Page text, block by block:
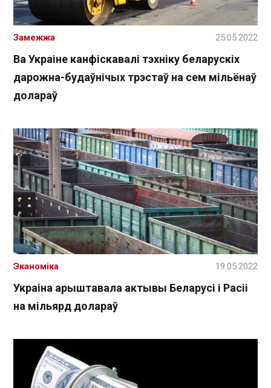
Ва Украіне канфіскавалі тэхніку беларускіх
дарожна-будаўнічых трэстаў на сем мільёнаў
долараў
Замежжа 25.05.2022
Украіна арыштавала актывы Беларусі і Расіі
на мільярд долараў
Эканоміка 19.05.2022